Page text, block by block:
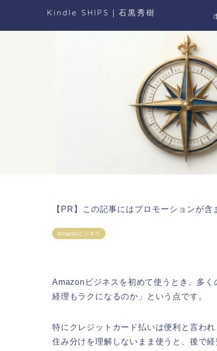
Kindle SHIPS｜石黒秀樹
【PR】この記事にはプロモーションが含
Amazonビジネス
Amazonビジネスを初めて使うとき、多く
経理もラクになるのか」という点です。
特にクレジットカード払いは便利と言わ
住み分けを理解しないまま使うと、後で